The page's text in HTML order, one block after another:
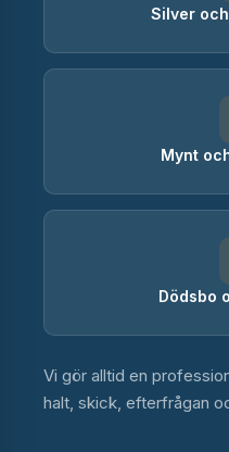
Silver
Mynt
Dödsbo
Vi gör alltid en
halt, skick, efterfrågan